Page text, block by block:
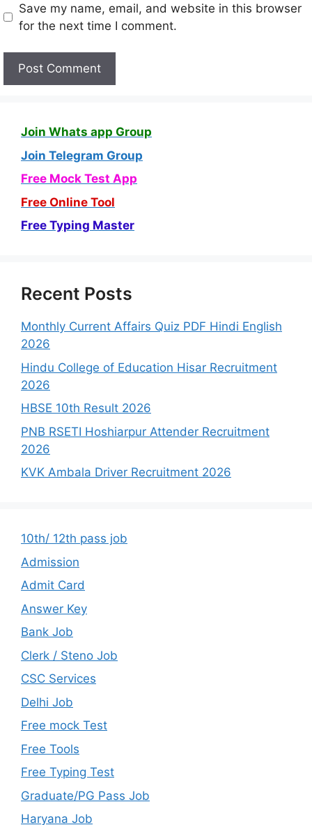
Save my name, email, and website in this browser
for the next time I comment.
Join Whats app Group
Join Telegram Group
Free Mock Test App
Free Online Tool
Free Typing Master
Recent Posts
Monthly Current Affairs Quiz PDF Hindi English
2026
Hindu College of Education Hisar Recruitment
2026
HBSE 10th Result 2026
PNB RSETI Hoshiarpur Attender Recruitment
2026
KVK Ambala Driver Recruitment 2026
10th/ 12th pass job
Admission
Admit Card
Answer Key
Bank Job
Clerk / Steno Job
CSC Services
Delhi Job
Free mock Test
Free Tools
Free Typing Test
Graduate/PG Pass Job
Haryana Job